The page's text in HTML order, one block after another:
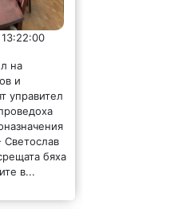
на
и
управител
бяха
в...